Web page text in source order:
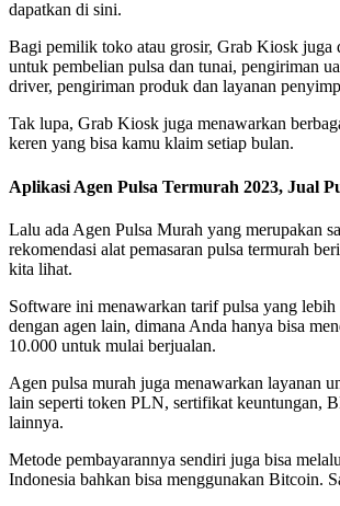
dapatkan di sini.
Bagi pemilik toko atau grosir, Grab Kiosk juga
untuk pembelian pulsa dan tunai, pengiriman
driver, pengiriman produk dan layanan
Tak lupa, Grab Kiosk juga menawarkan
keren yang bisa kamu klaim setiap bulan.
Aplikasi Agen Pulsa Termurah 2023, Jual
Lalu ada Agen Pulsa Murah yang merupakan
rekomendasi alat pemasaran pulsa termurah
kita lihat.
Software ini menawarkan tarif pulsa yang
dengan agen lain, dimana Anda hanya bisa
10.000 untuk mulai berjualan.
Agen pulsa murah juga menawarkan layanan
lain seperti token PLN, sertifikat keuntungan,
lainnya.
Metode pembayarannya sendiri juga bisa
Indonesia bahkan bisa menggunakan Bitcoin.